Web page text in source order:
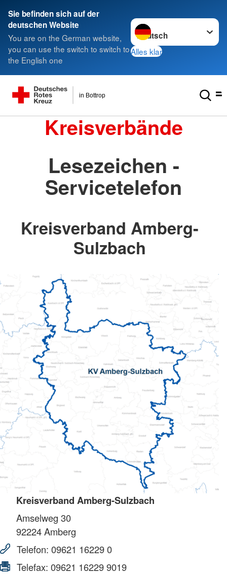
Sie befinden sich auf der
deutschen Website
You are on the German website,
you can use the switch to switch to
the English one
Sprache wechseln zu
Alles klar
in Bottrop
Kreisverbände
Lesezeichen -
Servicetelefon
Kreisverband Amberg-
Sulzbach
Kreisverband Amberg-Sulzbach
Amselweg 30
92224Amberg
Telefon: 09621 16229 0
Telefax: 09621 16229 9019